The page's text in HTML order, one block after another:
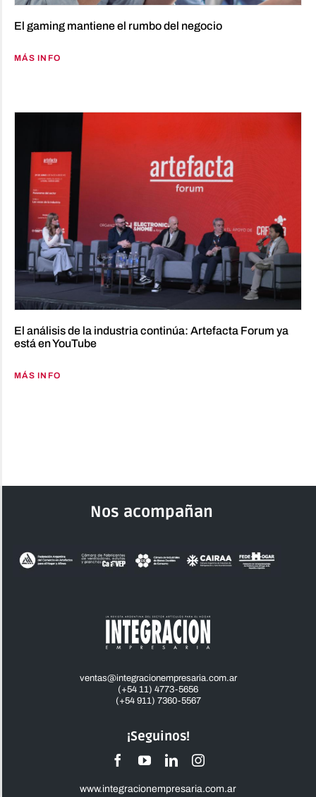
El gaming mantiene el rumbo del negocio
MÁS INFO
El análisis de la industria continúa: Artefacta Forum ya
está en YouTube
MÁS INFO
Nos acompañan
¡Seguinos!
www.integracionempresaria.com.ar
ventas@integracionempresaria.com.ar
(+54 11) 4773-5656
(+54 911) 7360-5567